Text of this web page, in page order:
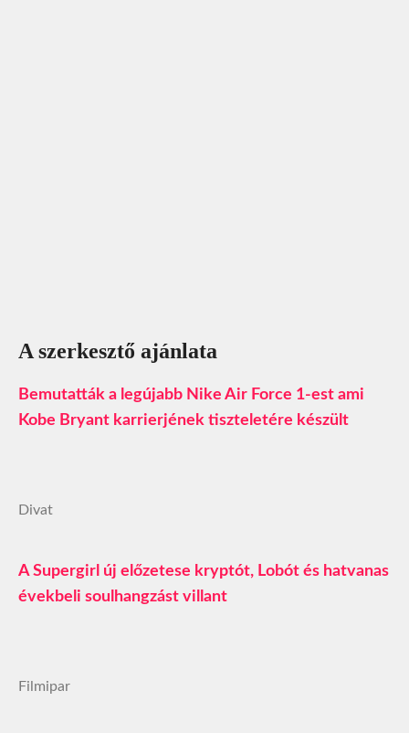
A szerkesztő ajánlata
Bemutatták a legújabb Nike Air Force 1-est ami
Kobe Bryant karrierjének tiszteletére készült
Divat
A Supergirl új előzetese kryptót, Lobót és hatvanas
évekbeli soulhangzást villant
Filmipar